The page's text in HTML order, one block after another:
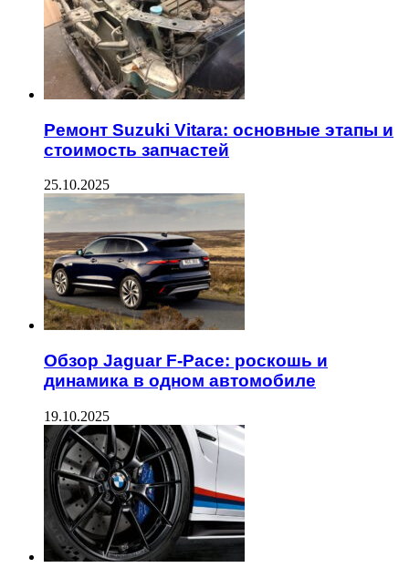
Ремонт Suzuki Vitara: основные этапы и
стоимость запчастей
25.10.2025
Обзор Jaguar F-Pace: роскошь и
динамика в одном автомобиле
19.10.2025